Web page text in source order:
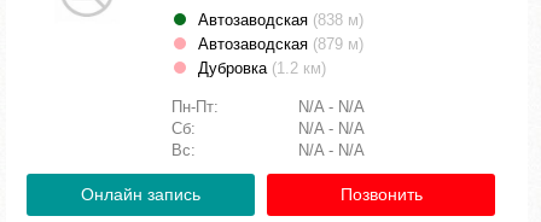
Автозаводская (838 м)
Автозаводская (879 м)
Дубровка (1.2 км)
Пн-Пт:
N/A - N/A
Сб:
N/A - N/A
Вс:
N/A - N/A
Онлайн запись Позвонить